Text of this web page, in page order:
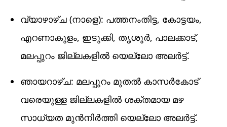
വ്യാഴാഴ്ച (നാളെ): പത്തനംതിട്ട, കോട്ടയം,
എറണാകുളം, ഇടുക്കി, തൃശൂർ, പാലക്കാട്,
മലപ്പുറം ജില്ലകളിൽ യെല്ലോ അലർട്ട്.
ഞായറാഴ്ച: മലപ്പുറം മുതൽ കാസർകോട്
വരെയുള്ള ജില്ലകളിൽ ശക്തമായ മഴ
സാധ്യത മുൻനിർത്തി യെല്ലോ അലർട്ട്.